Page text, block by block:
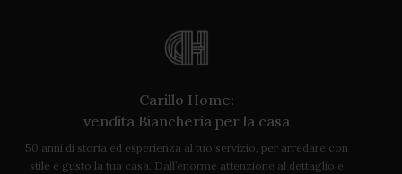
Carillo Home:
vendita Biancheria per la casa
50 anni di storia ed esperienza al tuo servizio, per arredare con
stile e gusto la tua casa. Dall’enorme attenzione al dettaglio e